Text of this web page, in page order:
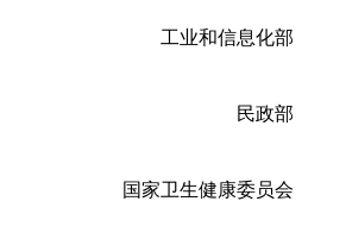
工业和信息化部
民政部
国家卫生健康委员会